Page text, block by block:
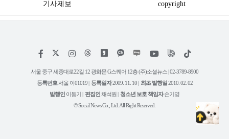
기사제보 copyright
페
스
인
타
램
위
트
유
튜
틱
서울 중구 세종대로22길 12 광화문 G스퀘어 12층 (주)소셜뉴스 | 02-3789-8900
등록번호 서울 아01019 | 등록일자2009. 11. 10 | 최초 발행일2010. 02. 02
발행인 이동기 | 편집인채석원 | 청소년 보호 책임자손기영
© Social News Co., Ltd. All Right Reserved.